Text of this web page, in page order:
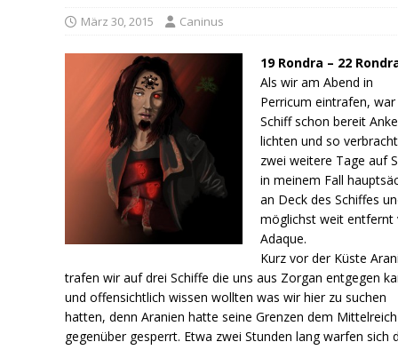
März 30, 2015 Caninus
19 Rondra – 22
Als wir am Abend in
Perricum eintrafen, war
Schiff schon bereit
lichten und so
zwei weitere Tage auf
in meinem Fall
an Deck des Schiffes
möglichst weit entfernt
Adaque.
Kurz vor der Küste
trafen wir auf drei Schiffe die uns aus Zorgan entgegen
und offensichtlich wissen wollten was wir hier zu suchen
hatten, denn Aranien hatte seine Grenzen dem Mittelreich
gegenüber gesperrt. Etwa zwei Stunden lang warfen sich